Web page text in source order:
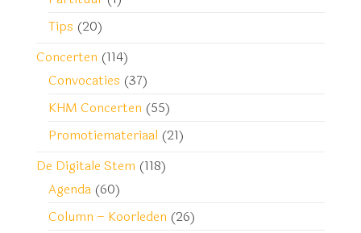
Tips (20)
Concerten (114)
Convocaties (37)
KHM Concerten (55)
Promotiemateriaal (21)
De Digitale Stem (118)
Agenda (60)
Column – Koorleden (26)